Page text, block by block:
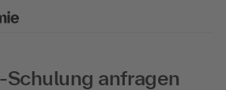
Schulung anfragen